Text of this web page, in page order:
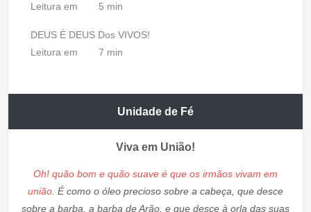
Leitura em
5 min
DEUS É DEUS Dos VIVOS!
Leitura em
7 min
Unidade de Fé
Viva em União!
Oh! quão bom e quão suave é que os irmãos vivam em
união. É como o óleo precioso sobre a cabeça, que desce
sobre a barba, a barba de Arão, e que desce à orla das suas